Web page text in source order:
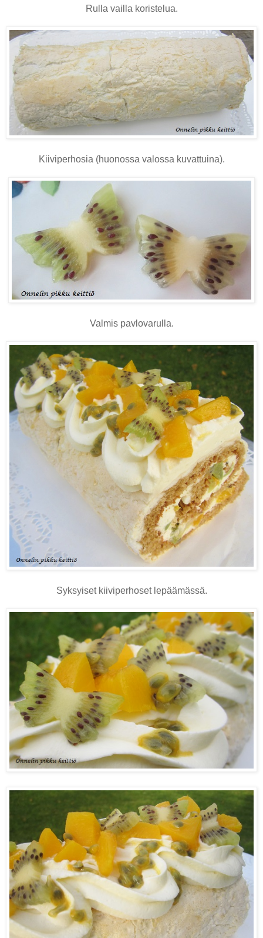
Rulla vailla koristelua.
Kiiviperhosia (huonossa valossa kuvattuina).
Valmis pavlovarulla.
Syksyiset kiiviperhoset lepäämässä.